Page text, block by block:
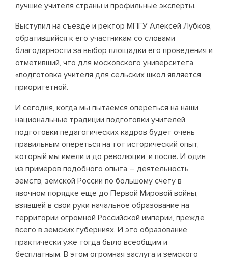
лучшие учителя страны и профильные эксперты.
Выступил на съезде и ректор МПГУ Алексей Лубков,
обратившийся к его участникам со словами
благодарности за выбор площадки его проведения и
отметивший, что для московского университета
«подготовка учителя для сельских школ является
приоритетной.
И сегодня, когда мы пытаемся опереться на наши
национальные традиции подготовки учителей,
подготовки педагогических кадров будет очень
правильным опереться на тот исторический опыт,
который мы имели и до революции, и после. И один
из примеров подобного опыта – деятельность
земств, земской России по большому счету в
явочном порядке еще до Первой Мировой войны,
взявшей в свои руки начальное образование на
территории огромной Российской империи, прежде
всего в земских губерниях. И это образование
практически уже тогда было всеобщим и
бесплатным. В этом огромная заслуга и земского